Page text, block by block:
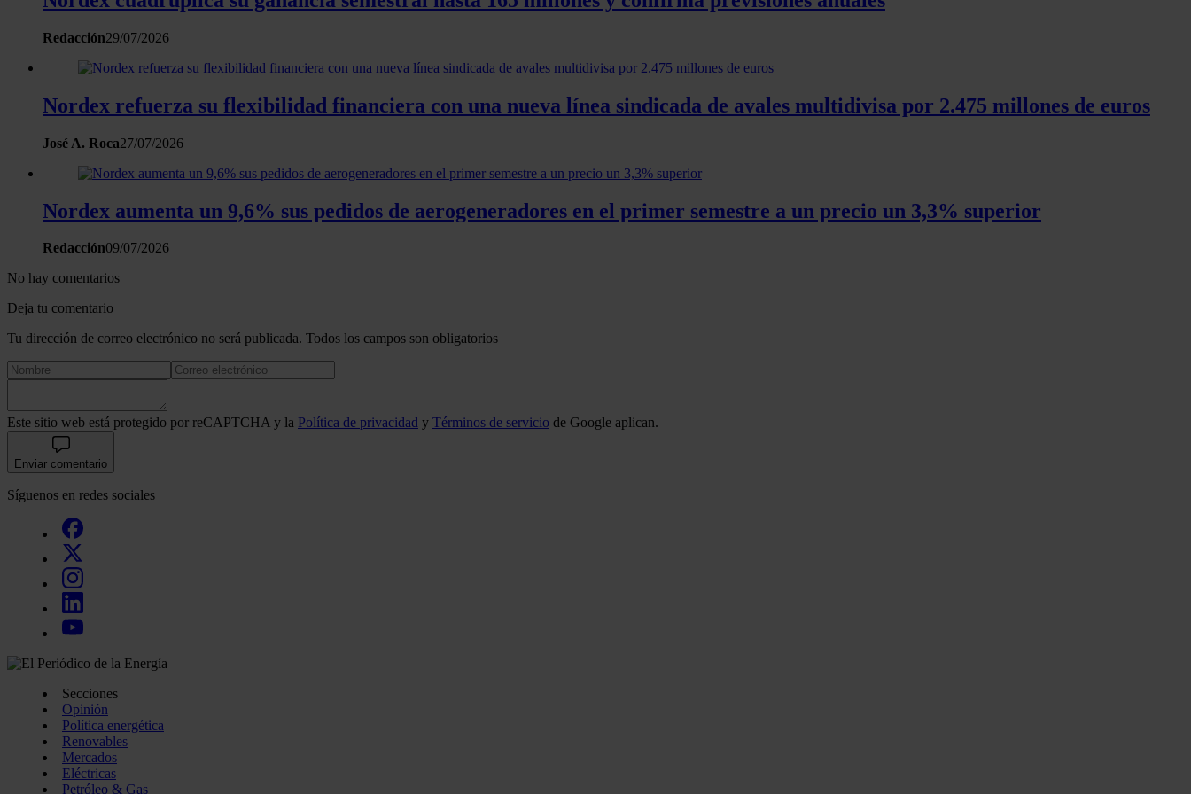
Redacción29/07/2026
Nordex refuerza su flexibilidad financiera con una nueva línea sindicada de avales multidivisa por 2.475 millones de euros
José A. Roca27/07/2026
Nordex aumenta un 9,6% sus pedidos de aerogeneradores en el primer semestre a un precio un 3,3% superior
Redacción09/07/2026
No hay comentarios
Deja tu comentario
Tu dirección de correo electrónico no será publicada. Todos los campos son obligatorios
Este sitio web está protegido por reCAPTCHA y la Política de privacidad y Términos de servicio de Google aplican.
Enviar comentario
Síguenos en redes sociales
Secciones
Opinión
Política energética
Renovables
Mercados
Eléctricas
Petróleo & Gas